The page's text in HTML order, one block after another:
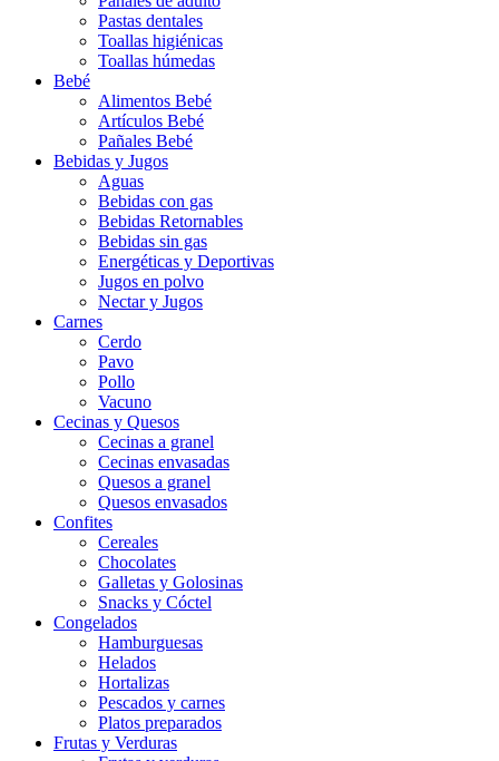
Pastas dentales
Toallas higiénicas
Toallas húmedas
Bebé
Alimentos Bebé
Artículos Bebé
Pañales Bebé
Bebidas y Jugos
Aguas
Bebidas con gas
Bebidas Retornables
Bebidas sin gas
Energéticas y Deportivas
Jugos en polvo
Nectar y Jugos
Carnes
Cerdo
Pavo
Pollo
Vacuno
Cecinas y Quesos
Cecinas a granel
Cecinas envasadas
Quesos a granel
Quesos envasados
Confites
Cereales
Chocolates
Galletas y Golosinas
Snacks y Cóctel
Congelados
Hamburguesas
Helados
Hortalizas
Pescados y carnes
Platos preparados
Frutas y Verduras